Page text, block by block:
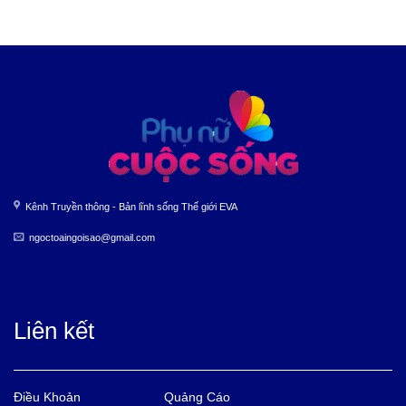
Kênh Truyền thông - Bản lĩnh sống Thế giới EVA
ngoctoaingoisao@gmail.com
Liên kết
Điều Khoản Quảng Cáo